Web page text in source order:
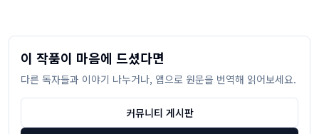
이 작품이 마음에 드셨다면
다른 독자들과 이야기 나누거나, 앱으로 원문을 번역해 읽어보세요.
커뮤니티 게시판